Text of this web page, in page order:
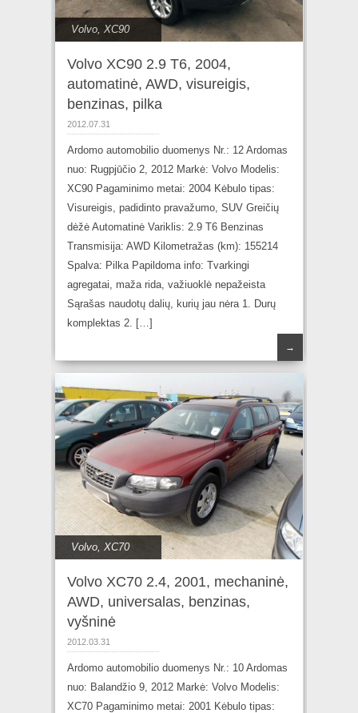
Volvo, XC90
Volvo XC90 2.9 T6, 2004,
automatinė, AWD, visureigis,
benzinas, pilka
2012.07.31
Ardomo automobilio duomenys Nr.: 12 Ardomas
nuo: Rugpjūčio 2, 2012 Markė: Volvo Modelis:
XC90 Pagaminimo metai: 2004 Kėbulo tipas:
Visureigis, padidinto pravažumo, SUV Greičių
dėžė Automatinė Variklis: 2.9 T6 Benzinas
Transmisija: AWD Kilometražas (km): 155214
Spalva: Pilka Papildoma info: Tvarkingi
agregatai, maža rida, važiuoklė nepažeista
Sąrašas naudotų dalių, kurių jau nėra 1. Durų
komplektas 2. […]
→
Volvo XC70
Volvo XC70 2.4, 2001, mechaninė,
AWD, universalas, benzinas,
vyšninė
2012.03.31
Ardomo automobilio duomenys Nr.: 10 Ardomas
nuo: Balandžio 9, 2012 Markė: Volvo Modelis:
XC70 Pagaminimo metai: 2001 Kėbulo tipas: